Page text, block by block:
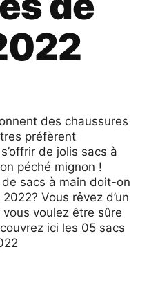
des chaussures
préfèrent
de jolis sacs à
péché mignon !
sacs à main doit-on
Vous rêvez d’un
voulez être sûre
ici les 05 sacs